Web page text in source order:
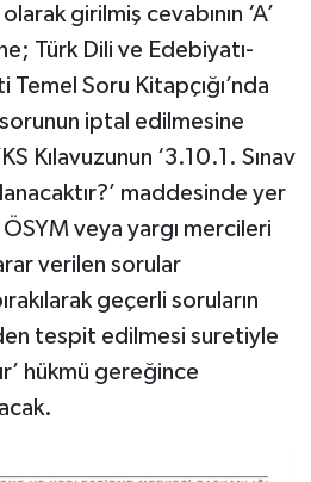
girilmiş cevabının ‘A’
Türk Dili ve Edebiyatı-
Temel Soru Kitapçığı’nda
iptal edilmesine
Kılavuzunun ‘3.10.1. Sınav
maddesinde yer
ÖSYM veya yargı mercileri
verilen sorular
geçerli soruların
tespit edilmesi suretiyle
hükmü gereğince